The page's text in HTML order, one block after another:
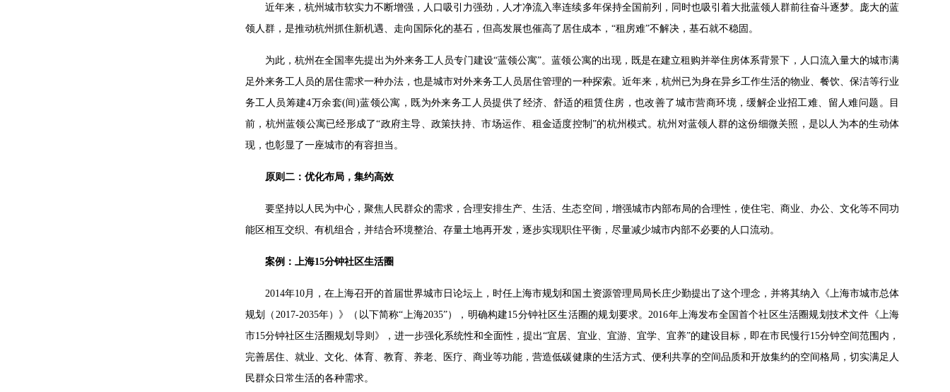
近年来，杭州城市软实力不断增强，人口吸引力强劲，人才净流入率连续多年保持全国前列，同时也吸引着大批蓝领人群前往奋斗逐梦。庞大的蓝
领人群，是推动杭州抓住新机遇、走向国际化的基石，但高发展也催高了居住成本，“租房难”不解决，基石就不稳固。
为此，杭州在全国率先提出为外来务工人员专门建设“蓝领公寓”。蓝领公寓的出现，既是在建立租购并举住房体系背景下，人口流入量大的城市满
足外来务工人员的居住需求一种办法，也是城市对外来务工人员居住管理的一种探索。近年来，杭州已为身在异乡工作生活的物业、餐饮、保洁等行业
务工人员筹建4万余套(间)蓝领公寓，既为外来务工人员提供了经济、舒适的租赁住房，也改善了城市营商环境，缓解企业招工难、留人难问题。目
前，杭州蓝领公寓已经形成了“政府主导、政策扶持、市场运作、租金适度控制”的杭州模式。杭州对蓝领人群的这份细微关照，是以人为本的生动体
现，也彰显了一座城市的有容担当。
原则二：优化布局，集约高效
要坚持以人民为中心，聚焦人民群众的需求，合理安排生产、生活、生态空间，增强城市内部布局的合理性，使住宅、商业、办公、文化等不同功
能区相互交织、有机组合，并结合环境整治、存量土地再开发，逐步实现职住平衡，尽量减少城市内部不必要的人口流动。
案例：上海15分钟社区生活圈
2014年10月，在上海召开的首届世界城市日论坛上，时任上海市规划和国土资源管理局局长庄少勤提出了这个理念，并将其纳入《上海市城市总体
规划（2017-2035年）》（以下简称“上海2035”），明确构建15分钟社区生活圈的规划要求。2016年上海发布全国首个社区生活圈规划技术文件《上海
市15分钟社区生活圈规划导则》，进一步强化系统性和全面性，提出“宜居、宜业、宜游、宜学、宜养”的建设目标，即在市民慢行15分钟空间范围内，
完善居住、就业、文化、体育、教育、养老、医疗、商业等功能，营造低碳健康的生活方式、便利共享的空间品质和开放集约的空间格局，切实满足人
民群众日常生活的各种需求。